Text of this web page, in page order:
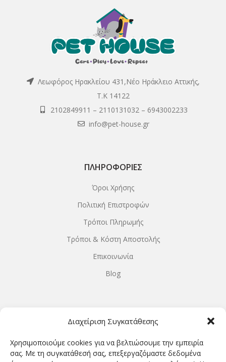
Διαχείριση Συγκατάθεσης
Χρησιμοποιούμε cookies για να βελτιώσουμε την εμπειρία
σας. Με τη συγκατάθεσή σας, επεξεργαζόμαστε δεδομένα
Λεωφόρος Ηρακλείου 431,Νέο Ηράκλειο Αττικής,
Τ.Κ 14122
2102849911 – 2110131032 – 6943002233
info@pet-house.gr
ΠΛΗΡΟΦΟΡΊΕΣ
Όροι Χρήσης
Πολιτική Επιστροφών
Τρόποι Πληρωμής
Τρόποι & Κόστη Αποστολής
Επικοινωνία
Blog
ΤΡΙΤΗ-ΠΕΜΠΤΗ-ΠΑΡΑΣΚΕΥΗ 9.00-20.00